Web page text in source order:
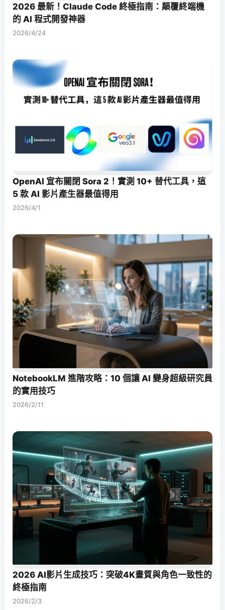
2026 最新！Claude Code 終極指南：顛覆終端機
的 AI 程式開發神器
2026/4/24
OpenAI 宣布關閉 Sora 2！實測 10+ 替代工具，這
5 款 AI 影片產生器最值得用
2026/4/1
NotebookLM 進階攻略：10 個讓 AI 變身超級研究員
的實用技巧
2026/2/11
2026 AI影片生成技巧：突破4K畫質與角色一致性的
終極指南
2026/2/3